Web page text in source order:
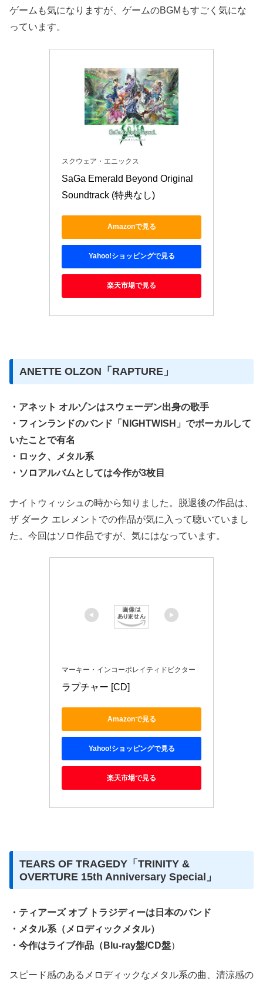
ゲームも気になりますが、ゲームのBGMもすごく気にな
っています。
スクウェア・エニックス
SaGa Emerald Beyond Original
Soundtrack (特典なし)
Amazonで見る
Yahoo!ショッピングで見る
楽天市場で見る
ANETTE OLZON「RAPTURE」
・アネット オルゾンはスウェーデン出身の歌手
・フィンランドのバンド「NIGHTWISH」でボーカルして
いたことで有名
・ロック、メタル系
・ソロアルバムとしては今作が3枚目
ナイトウィッシュの時から知りました。脱退後の作品は、
ザ ダーク エレメントでの作品が気に入って聴いていまし
た。今回はソロ作品ですが、気にはなっています。
マーキー・インコーポレイティドビクター
ラプチャー [CD]
Amazonで見る
Yahoo!ショッピングで見る
楽天市場で見る
TEARS OF TRAGEDY「TRINITY &
OVERTURE 15th Anniversary Special」
・ティアーズ オブ トラジディーは日本のバンド
・メタル系（メロディックメタル）
・今作はライブ作品（Blu-ray盤/CD盤）
スピード感のあるメロディックなメタル系の曲、清涼感の